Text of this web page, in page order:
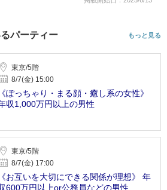
パーティー もっと見る
東京/5階
8/7(金) 15:00
《ぽっちゃり・まる顔・癒し系の女性》
収1,000万円以上の男性
東京/5階
8/7(金) 17:00
《お互いを大切にできる関係が理想》 年
600万円以上or公務員などの男性